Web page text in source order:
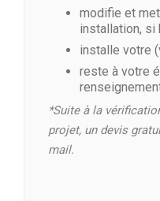
modifie et
installation, si
installe votre
reste à votre
*Suite à la
projet, un devis
mail.